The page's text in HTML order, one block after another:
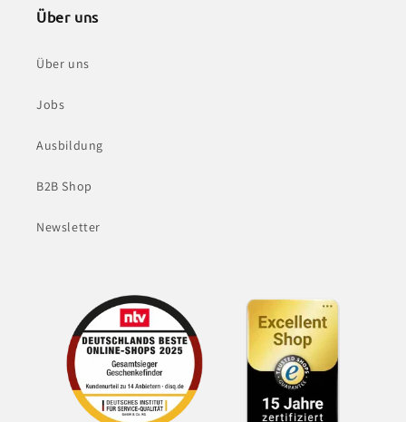
Über uns
Über uns
Jobs
Ausbildung
B2B Shop
Newsletter